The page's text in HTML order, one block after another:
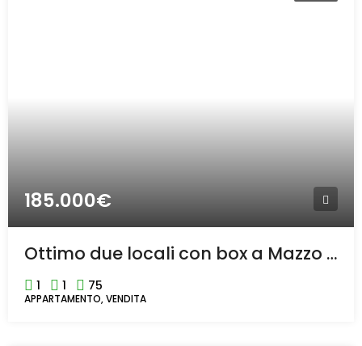
185.000€
Ottimo due locali con box a Mazzo di Rho
1 1 75
APPARTAMENTO, VENDITA